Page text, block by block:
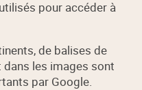
pour accéder à
de balises de
les images sont
par Google.